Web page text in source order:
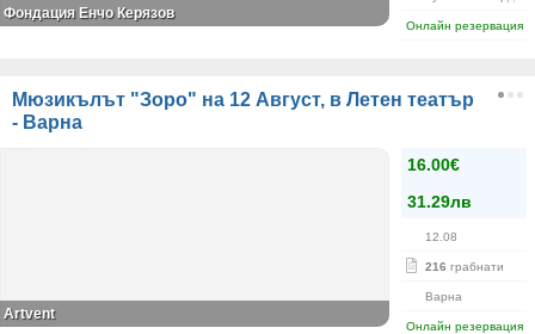
Онлайн резервация
Фондация Енчо Керязов
Мюзикълът "Зоро" на 12 Август, в Летен театър
- Варна
16.00€
31.29лв
12.08
216 грабнати
Варна
Онлайн резервация
Artvent